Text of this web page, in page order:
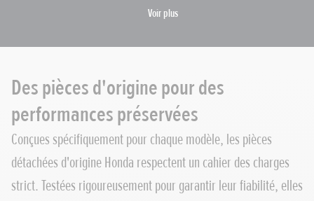
Voir plus
Des pièces d'origine pour des
performances préservées
Conçues spécifiquement pour chaque modèle, les pièces
détachées d'origine Honda respectent un cahier des charges
strict. Testées rigoureusement pour garantir leur fiabilité, elles